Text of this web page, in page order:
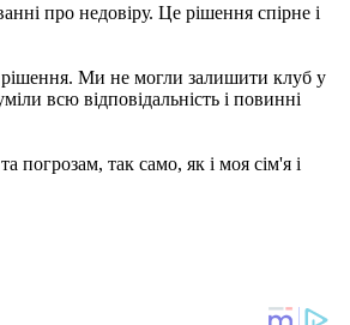
про недовіру. Це рішення спірне і
рішення. Ми не могли залишити клуб у
всю відповідальність і повинні
погрозам, так само, як і моя сім'я і